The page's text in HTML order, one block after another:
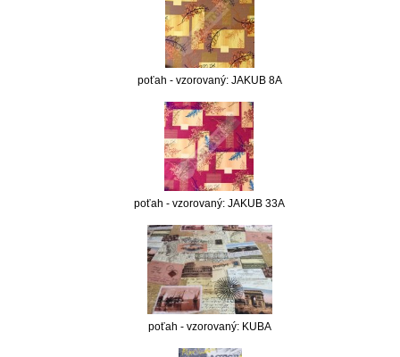
poťah - vzorovaný: JAKUB 8A
poťah - vzorovaný: JAKUB 33A
poťah - vzorovaný: KUBA